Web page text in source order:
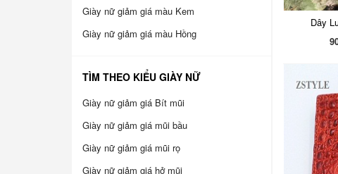
Giày nữ giảm giá màu Kem
Giày nữ giảm giá màu Hồng
TÌM THEO KIỂU GIÀY NỮ
Giày nữ giảm giá Bít mũi
Giày nữ giảm giá mũi bầu
Giày nữ giảm giá mũi rọ
Giày nữ giảm giá hở mũi
Dây